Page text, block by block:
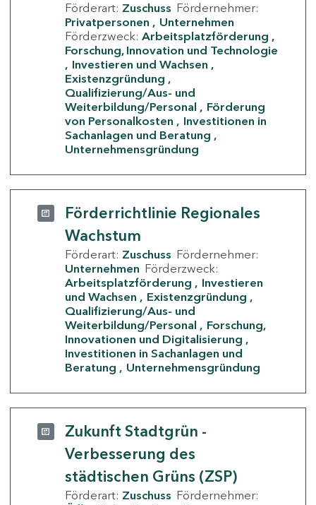
Förderart: Zuschuss Fördernehmer:
Privatpersonen
Unternehmen
Förderzweck: Arbeitsplatzförderung
Forschung, Innovation und Technologie
Investieren und Wachsen
Existenzgründung
Qualifizierung/Aus- und
Weiterbildung/Personal
Förderung
von Personalkosten
Investitionen in
Sachanlagen und Beratung
Unternehmensgründung
Förderrichtlinie Regionales
Wachstum
Förderart: Zuschuss Fördernehmer:
Unternehmen Förderzweck:
Arbeitsplatzförderung
Investieren
und Wachsen
Existenzgründung
Qualifizierung/Aus- und
Weiterbildung/Personal
Forschung,
Innovationen und Digitalisierung
Investitionen in Sachanlagen und
Beratung
Unternehmensgründung
Zukunft Stadtgrün -
Verbesserung des
städtischen Grüns (ZSP)
Förderart: Zuschuss Fördernehmer: